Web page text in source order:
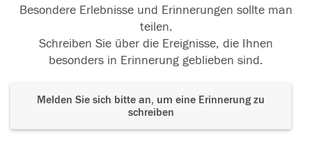
Besondere Erlebnisse und Erinnerungen sollte man
teilen.
Schreiben Sie über die Ereignisse, die Ihnen
besonders in Erinnerung geblieben sind.
Melden Sie sich bitte an, um eine Erinnerung zu
schreiben